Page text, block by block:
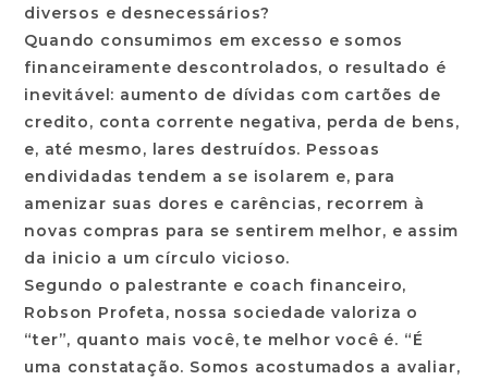
diversos e desnecessários?
Quando consumimos em excesso e somos
financeiramente descontrolados, o resultado é
inevitável: aumento de dívidas com cartões de
credito, conta corrente negativa, perda de bens,
e, até mesmo, lares destruídos. Pessoas
endividadas tendem a se isolarem e, para
amenizar suas dores e carências, recorrem à
novas compras para se sentirem melhor, e assim
da inicio a um círculo vicioso.
Segundo o palestrante e coach financeiro,
Robson Profeta, nossa sociedade valoriza o
“ter”, quanto mais você, te melhor você é. “É
uma constatação. Somos acostumados a avaliar,